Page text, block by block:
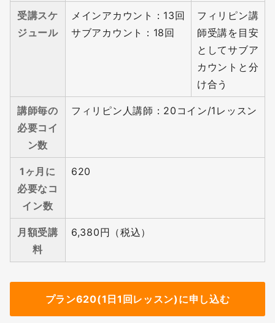
受講スケ
ジュール
メインアカウント：13回
サブアカウント：18回
フィリピン講
師受講を目安
としてサブア
カウントと分
け合う
講師毎の
必要コイ
ン数
フィリピン人講師：20コイン/1レッスン
1ヶ月に
必要なコ
イン数
620
月額受講
料
6,380円（税込）
プラン620(1日1回レッスン)に申し込む